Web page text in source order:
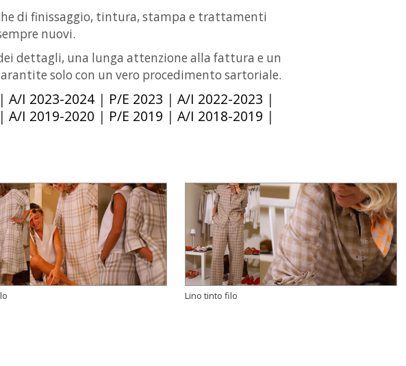
di finissaggio, tintura, stampa e trattamenti
nuovi.
dettagli, una lunga attenzione alla fattura e un
solo con un vero procedimento sartoriale.
| A/I 2023-2024 | P/E 2023 | A/I 2022-2023 |
| A/I 2019-2020 | P/E 2019 | A/I 2018-2019 |
Lino tinto filo